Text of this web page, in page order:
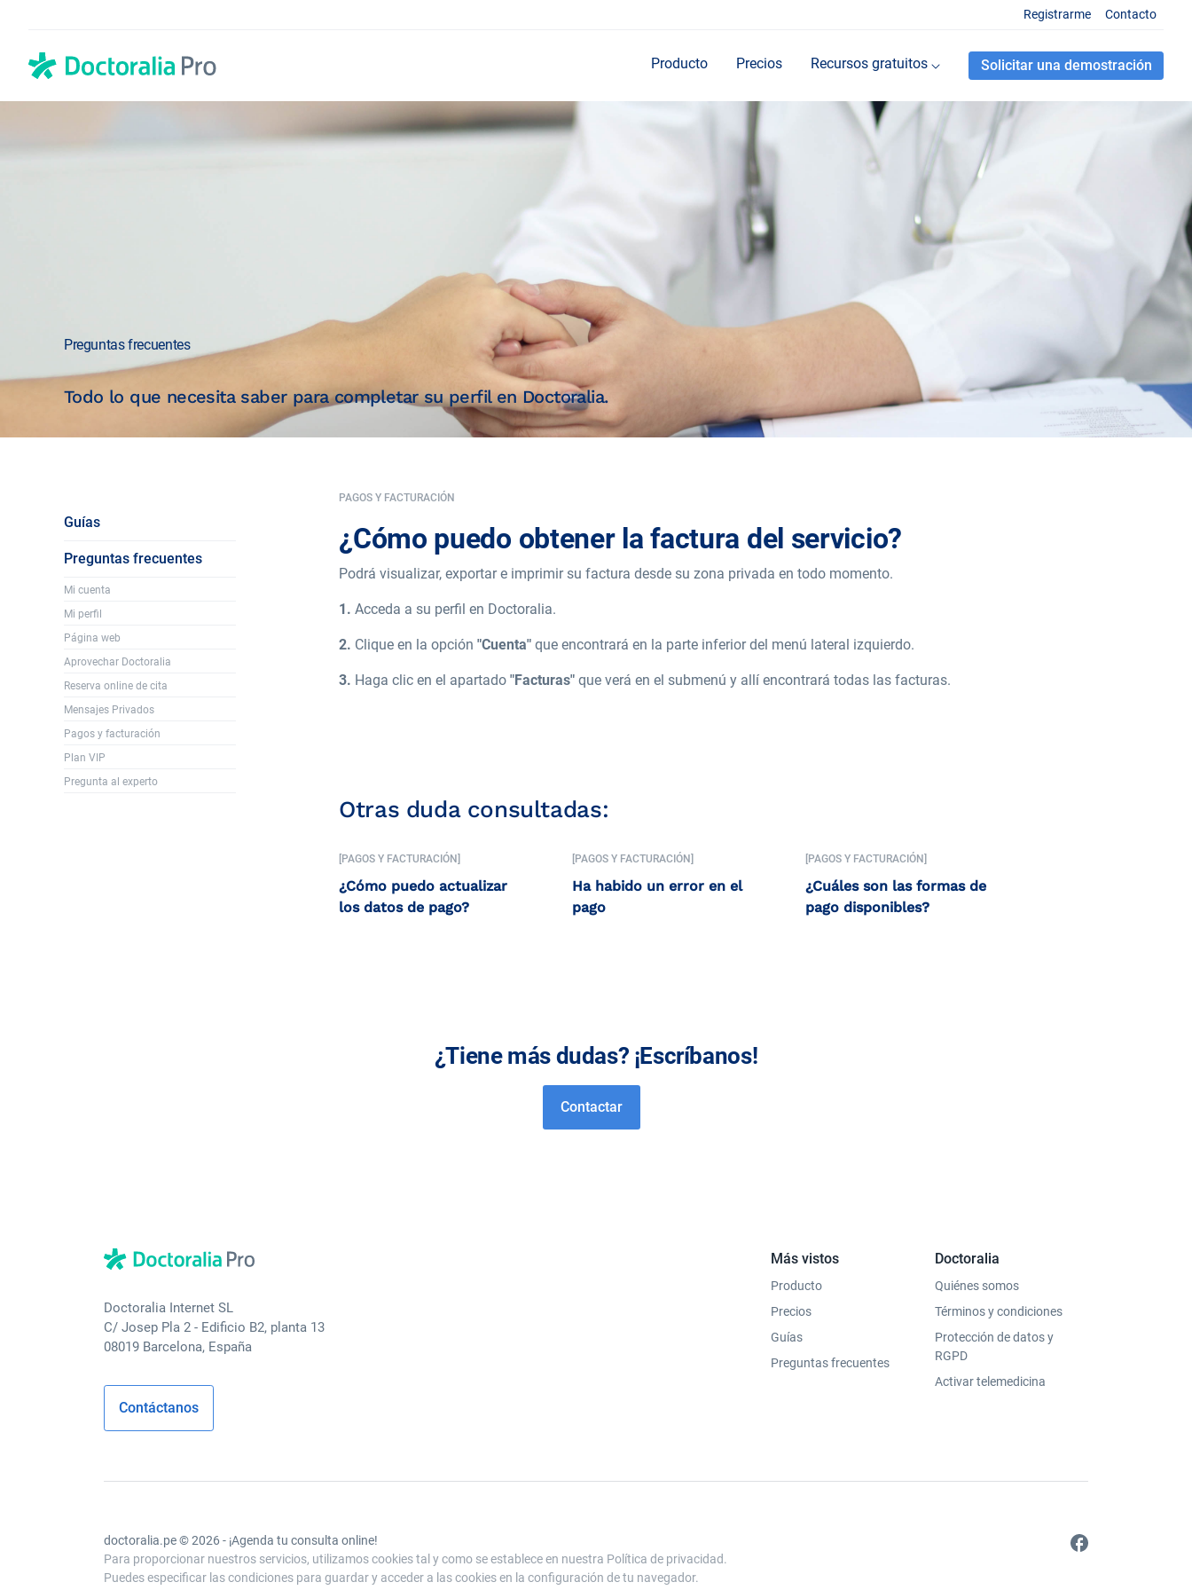
Registrarme Contacto
Producto Precios Recursos gratuitos
Guías Preguntas frecuentes
Respuestas a las dudas más frecuentes sobre
nuestros productos.
Solicitar una demostración
Guías
Preguntas frecuentes
Mi cuenta
Mi perfil
Página web
Aprovechar Doctoralia
Reserva online de cita
Mensajes Privados
Pagos y facturación
Plan VIP
Pregunta al experto
Preguntas frecuentes
Todo lo que necesita saber para completar su perfil en Doctoralia.
PAGOS Y FACTURACIÓN
¿Cómo puedo obtener la factura del servicio?
Podrá visualizar, exportar e imprimir su factura desde su zona privada en todo momento.
1. Acceda a su perfil en Doctoralia.
2. Clique en la opción"Cuenta" que encontrará en la parte inferior del menú lateral izquierdo.
3. Haga clic en el apartado"Facturas" que verá en el submenú y allí encontrará todas las facturas.
Otras duda consultadas:
[PAGOS Y FACTURACIÓN]
¿Cómo puedo actualizar
los datos de pago?
[PAGOS Y FACTURACIÓN]
Ha habido un error en el
pago
[PAGOS Y FACTURACIÓN]
¿Cuáles son las formas de
pago disponibles?
¿Tiene más dudas? ¡Escríbanos!
Contactar
Doctoralia Internet SL
C/ Josep Pla 2 - Edificio B2, planta 13
08019 Barcelona, España
Contáctanos
Más vistos
Producto
Precios
Guías
Preguntas frecuentes
Doctoralia
Quiénes somos
Términos y condiciones
Protección de datos y
RGPD
Activar telemedicina
doctoralia.pe © 2026 - ¡Agenda tu consulta online!
Para proporcionar nuestros servicios, utilizamos cookies tal y como se establece en nuestra Política de privacidad.
Puedes especificar las condiciones para guardar y acceder a las cookies en la configuración de tu navegador.